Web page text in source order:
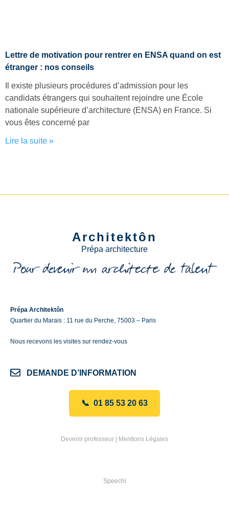
Lettre de motivation pour rentrer en ENSA quand on est
étranger : nos conseils
Il existe plusieurs procédures d’admission pour les
candidats étrangers qui souhaitent rejoindre une École
nationale supérieure d’architecture (ENSA) en France. Si
vous êtes concerné par
Lire la suite »
Architektôn
Prépa architecture
Prépa Architektôn
Quartier du Marais : 11 rue du Perche, 75003 – Paris
Nous recevons les visites sur rendez-vous
DEMANDE D’INFORMATION
📞 01 85 53 20 63
Devenir professeur | Mentions Légales
Speechi